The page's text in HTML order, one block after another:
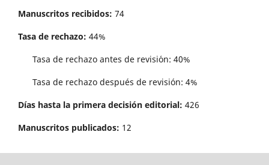
Manuscritos recibidos: 74
Tasa de rechazo: 44%
Tasa de rechazo antes de revisi´on: 40%
Tasa de rechazo después de revisión: 4%
Días hasta la primera decisión editorial: 426
Manuscritos publicados: 12